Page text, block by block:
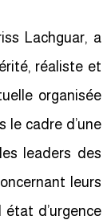
Lachguar, a
réaliste et
organisée
le cadre d’une
leaders des
leurs
état d’urgence